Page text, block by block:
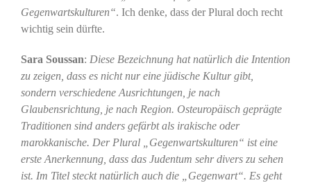
Gegenwartskulturen“. Ich denke, dass der Plural doch recht
wichtig sein dürfte.
Sara Soussan: Diese Bezeichnung hat natürlich die Intention
zu zeigen, dass es nicht nur eine jüdische Kultur gibt,
sondern verschiedene Ausrichtungen, je nach
Glaubensrichtung, je nach Region. Osteuropäisch geprägte
Traditionen sind anders gefärbt als irakische oder
marokkanische. Der Plural „Gegenwartskulturen“ ist eine
erste Anerkennung, dass das Judentum sehr divers zu sehen
ist. Im Titel steckt natürlich auch die „Gegenwart“. Es geht